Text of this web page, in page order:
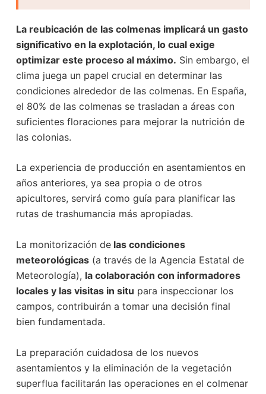
La reubicación de las colmenas implicará un gasto
significativo en la explotación, lo cual exige
optimizar este proceso al máximo. Sin embargo, el
clima juega un papel crucial en determinar las
condiciones alrededor de las colmenas. En España,
el 80% de las colmenas se trasladan a áreas con
suficientes floraciones para mejorar la nutrición de
las colonias.
La experiencia de producción en asentamientos en
años anteriores, ya sea propia o de otros
apicultores, servirá como guía para planificar las
rutas de trashumancia más apropiadas.
La monitorización delas condiciones
meteorológicas(a través de la Agencia Estatal de
Meteorología), la colaboración con informadores
locales y las visitas in situ para inspeccionar los
campos, contribuirán a tomar una decisión final
bien fundamentada.
La preparación cuidadosa de los nuevos
asentamientos y la eliminación de la vegetación
superflua facilitarán las operaciones en el colmenar